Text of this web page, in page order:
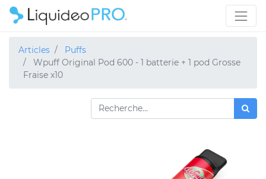
Articles
Puffs
Wpuff Original Pod 600 - 1 batterie + 1 pod Grosse
Fraise x10